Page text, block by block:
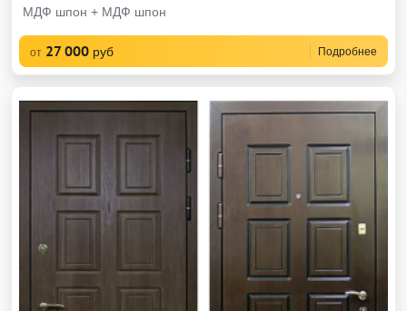
МДФ шпон + МДФ шпон
от 27 000 руб Подробнее